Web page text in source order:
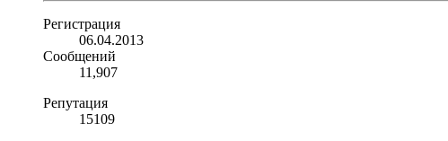
Регистрация
06.04.2013
Сообщений
11,907
Репутация
15109